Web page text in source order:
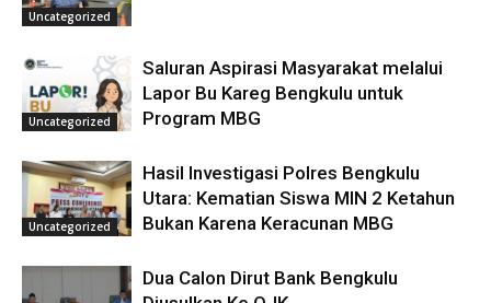
Uncategorized
Uncategorized
Saluran Aspirasi Masyarakat melalui
Lapor Bu Kareg Bengkulu untuk
Program MBG
Uncategorized
Hasil Investigasi Polres Bengkulu
Utara: Kematian Siswa MIN 2 Ketahun
Bukan Karena Keracunan MBG
Dua Calon Dirut Bank Bengkulu